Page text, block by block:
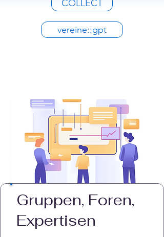
COLLECT
vereine::gpt
Gruppen, Foren,
Expertisen